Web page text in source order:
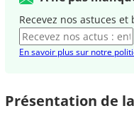
Recevez nos astuces
En savoir plus sur notre
Présentation de